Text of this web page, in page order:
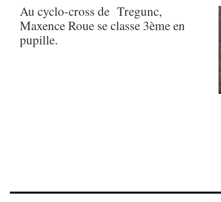
Au cyclo-cross de Tregunc,
Maxence Roue se classe 3ème en
pupille.